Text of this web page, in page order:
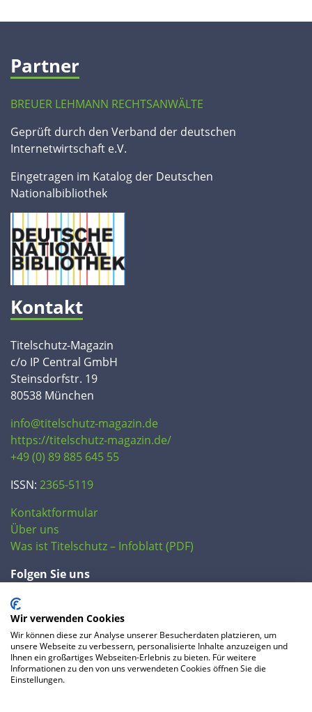
Partner
BREUER LEHMANN RECHTSANWÄLTE
Geprüft durch den Verband der deutschen
Internetwirtschaft e.V.
Eingetragen im Katalog der Deutschen
Nationalbibliothek
Kontakt
Titelschutz-Magazin
c/o IP Central GmbH
Steinsdorfstr. 19
80538 München
info@titelschutz-magazin.de
https://titelschutz-magazin.de/
+49 (0) 89 885 645 55
ISSN: 2365-5119
Kontaktformular
Über uns
Was ist Titelschutz – Infoblatt (PDF)
Folgen Sie uns
Wir verwenden Cookies
Wir können diese zur Analyse unserer Besucherdaten platzieren, um
unsere Webseite zu verbessern, personalisierte Inhalte anzuzeigen und
Ihnen ein großartiges Webseiten-Erlebnis zu bieten. Für weitere
Informationen zu den von uns verwendeten Cookies öffnen Sie die
Einstellungen.